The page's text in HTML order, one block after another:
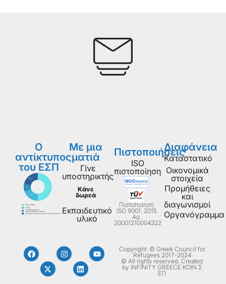
Ο
αντίκτυπος
του ΕΣΠ
Με μια
ματιά
Γίνε
υποστηρικτής
Κάνε
δωρεά
Εκπαιδευτικό
υλικό
Πιστοποιήσεις
ISO
πιστοποίηση
Πιστοποίηση
ISO 9001: 2015
Aρ.
20001210004322
Διαφάνεια
Καταστατικό
Οικονομικά
στοιχεία
Προμήθειες
και
διαγωνισμοί
Οργανόγραμμα
Copyright: © Greek Council for
Refugees 2017-2024
© All rights reserved. Created
by INFINITY GREECE ΚΟΙΝ Σ
ΕΠ